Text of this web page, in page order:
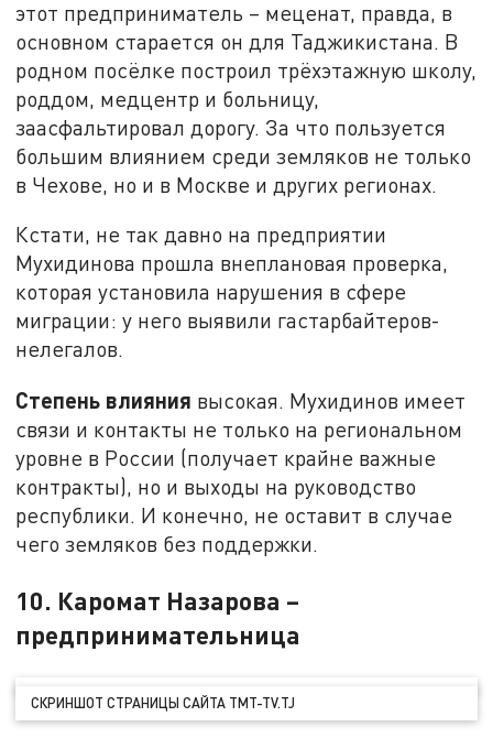
этот предприниматель – меценат, правда, в
основном старается он для Таджикистана. В
родном посёлке построил трёхэтажную школу,
роддом, медцентр и больницу,
заасфальтировал дорогу. За что пользуется
большим влиянием среди земляков не только
в Чехове, но и в Москве и других регионах.
Кстати, не так давно на предприятии
Мухидинова прошла внеплановая проверка,
которая установила нарушения в сфере
миграции: у него выявили гастарбайтеров-
нелегалов.
Степень влияния высокая. Мухидинов имеет
связи и контакты не только на региональном
уровне в России (получает крайне важные
контракты), но и выходы на руководство
республики. И конечно, не оставит в случае
чего земляков без поддержки.
10. Каромат Назарова –
предпринимательница
СКРИНШОТ СТРАНИЦЫ САЙТА TMT-TV.TJ